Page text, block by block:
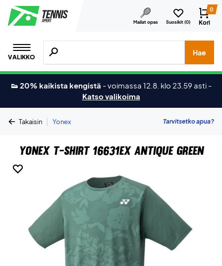
Mailat opas Suosikit (0)
0
Kori
VALIKKO
Hae tuotteita, merkkejä jne.
Hae
👟 20% kaikista kengistä -voimassa 12.8. klo 23.59 asti -
Katso valikoima
Takaisin | Yonex Tarvitsetko apua?
Yonex T-Shirt 16631EX Antique Green